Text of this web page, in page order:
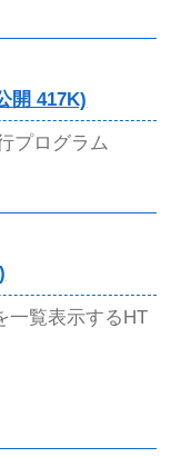
開 417K)
プログラム
一覧表示するHT